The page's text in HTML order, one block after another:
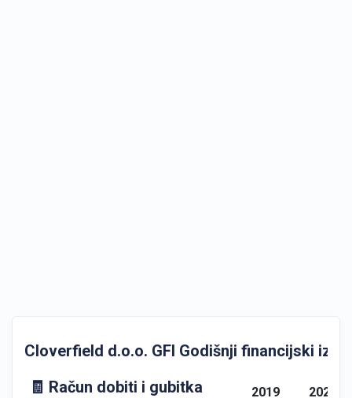
Cloverfield d.o.o. GFI Godišnji financijski
🧾 Račun dobiti i gubitka
2019 2020